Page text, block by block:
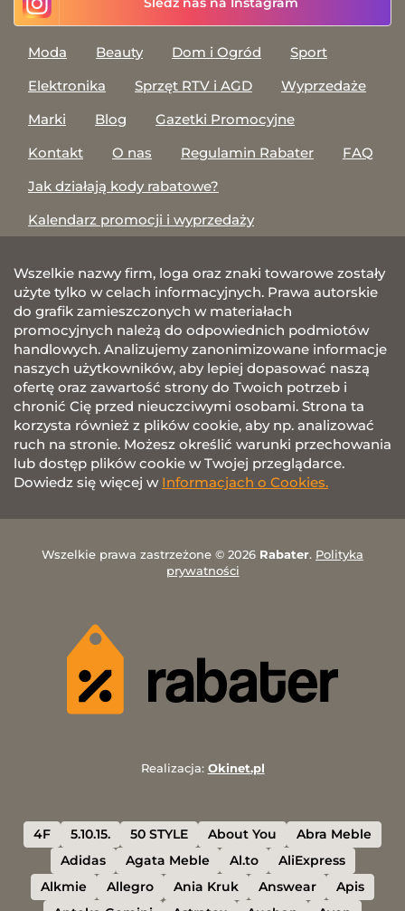
Moda Beauty Dom i Ogród
Sport
Elektronika
Sprzęt RTV i AGD
Wyprzedaże
Marki
Blog
Gazetki Promocyjne
Kontakt
O nas Regulamin Rabater
FAQ
Jak działają kody rabatowe?
Kalendarz promocji i wyprzedaży
Wszelkie nazwy firm, loga oraz znaki towarowe zostały
użyte tylko w celach informacyjnych. Prawa autorskie
do grafik zamieszczonych w materiałach
promocyjnych należą do odpowiednich podmiotów
handlowych. Analizujemy zanonimizowane informacje
naszych użytkowników, aby lepiej dopasować naszą
ofertę oraz zawartość strony do Twoich potrzeb i
chronić Cię przed nieuczciwymi osobami. Strona ta
korzysta również z plików cookie, aby np. analizować
ruch na stronie. Możesz określić warunki przechowania
lub dostęp plików cookie w Twojej przeglądarce.
Dowiedz się więcej w Informacjach o Cookies.
Wszelkie prawa zastrzeżone © 2026 Rabater. Polityka
prywatności
Realizacja: Okinet.pl
4F 5.10.15. 50 STYLE About You
Abra Meble
Adidas
Agata Meble Al.to
AliExpress
Alkmie
Allegro Ania Kruk Answear
Apis